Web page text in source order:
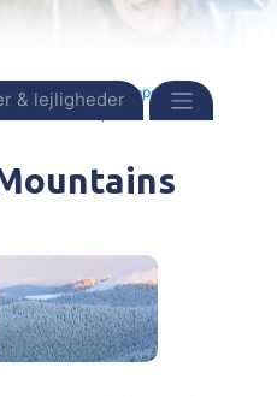
& lejligheder
Sverige
Kläppen
Mountains Airport